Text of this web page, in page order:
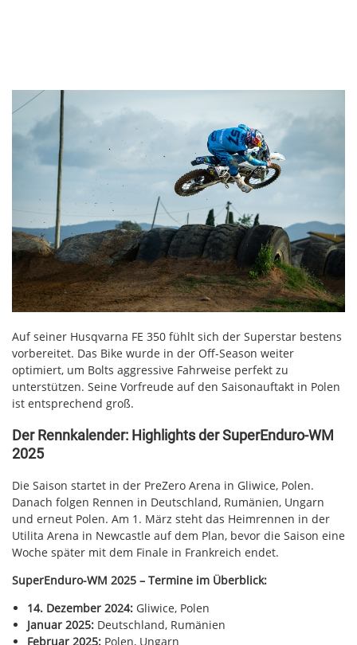
Auf seiner Husqvarna FE 350 fühlt sich der Superstar bestens
vorbereitet. Das Bike wurde in der Off-Season weiter
optimiert, um Bolts aggressive Fahrweise perfekt zu
unterstützen. Seine Vorfreude auf den Saisonauftakt in Polen
ist entsprechend groß.
Der Rennkalender: Highlights der SuperEnduro-WM
2025
Die Saison startet in der PreZero Arena in Gliwice, Polen.
Danach folgen Rennen in Deutschland, Rumänien, Ungarn
und erneut Polen. Am 1. März steht das Heimrennen in der
Utilita Arena in Newcastle auf dem Plan, bevor die Saison eine
Woche später mit dem Finale in Frankreich endet.
SuperEnduro-WM 2025 – Termine im Überblick:
14. Dezember 2024: Gliwice, Polen
Januar 2025: Deutschland, Rumänien
Februar 2025: Polen, Ungarn